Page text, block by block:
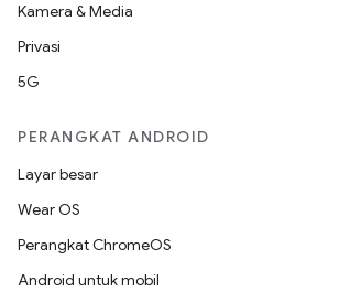
Kamera & Media
Privasi
5G
PERANGKAT ANDROID
Layar besar
Wear OS
Perangkat ChromeOS
Android untuk mobil